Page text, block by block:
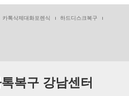
항 전달
팅, 광고
화, 인구통계학적 특성에 따른 서비
유 및 이용기간
카톡삭제대화포렌식 하드디스크복구
복구 강남센터